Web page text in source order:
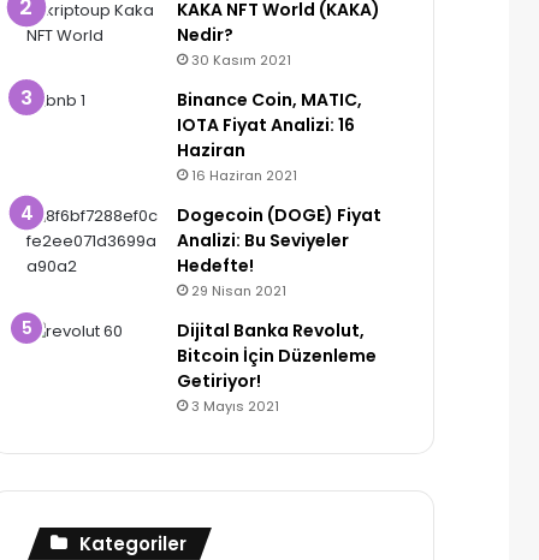
KAKA NFT World (KAKA)
Nedir?
30 Kasım 2021
Binance Coin, MATIC,
IOTA Fiyat Analizi: 16
Haziran
16 Haziran 2021
Dogecoin (DOGE) Fiyat
Analizi: Bu Seviyeler
Hedefte!
29 Nisan 2021
Dijital Banka Revolut,
Bitcoin İçin Düzenleme
Getiriyor!
3 Mayıs 2021
Kategoriler